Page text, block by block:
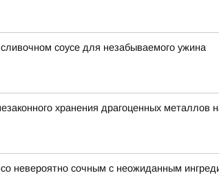
соусе для незабываемого ужина
хранения драгоценных
невероятно сочным с неожиданным